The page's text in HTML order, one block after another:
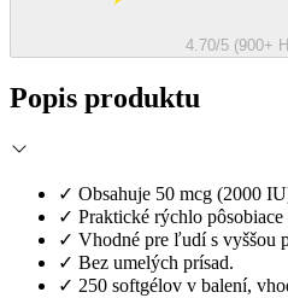
4.70/5 (900+
Popis produktu
✓ Obsahuje 50 mcg (2000
✓ Praktické rýchlo
✓ Vhodné pre ľudí s vyššou
✓ Bez umelých prísad.
✓ 250 softgélov v balení,